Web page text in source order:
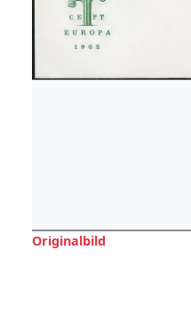
Originalbild